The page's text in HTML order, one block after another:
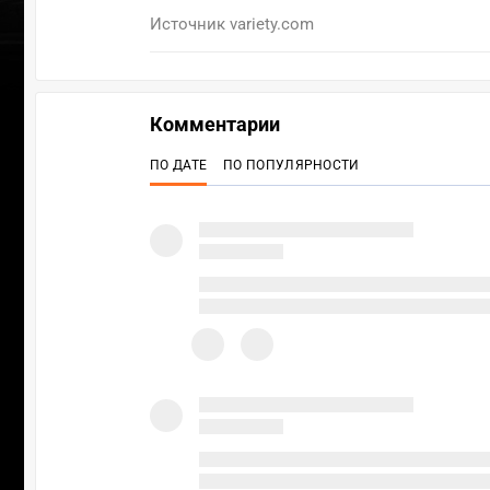
Источник variety.com
Комментарии
ПО ДАТЕ ПО ПОПУЛЯРНОСТИ